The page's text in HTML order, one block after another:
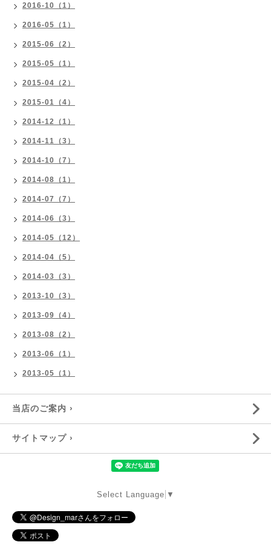
2016-10（1）
2016-05（1）
2015-06（2）
2015-05（1）
2015-04（2）
2015-01（4）
2014-12（1）
2014-11（3）
2014-10（7）
2014-08（1）
2014-07（7）
2014-06（3）
2014-05（12）
2014-04（5）
2014-03（3）
2013-10（3）
2013-09（4）
2013-08（2）
2013-06（1）
2013-05（1）
当店のご案内 ›
サイトマップ ›
Select Language ▼